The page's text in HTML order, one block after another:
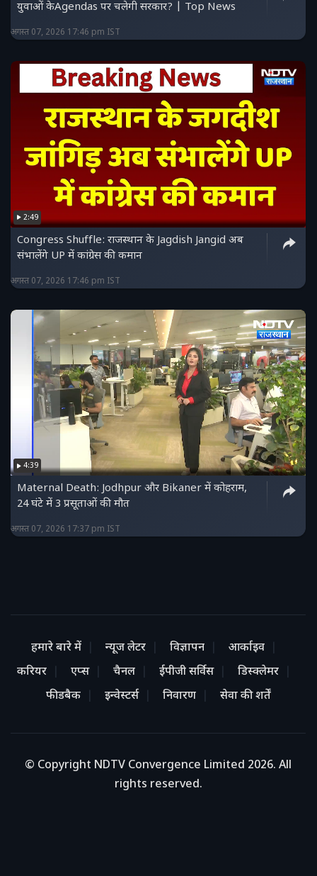
युवाओं केAgendas पर चलेगी सरकार? | Top News
अगस्त 07, 2026 17:46 pm IST
2:49
Congress Shuffle: राजस्थान के Jagdish Jangid अब
संभालेंगे UP में कांग्रेस की कमान
अगस्त 07, 2026 17:46 pm IST
4:39
Maternal Death: Jodhpur और Bikaner में कोहराम,
24 घंटे में 3 प्रसूताओं की मौत
अगस्त 07, 2026 17:37 pm IST
हमारे बारे में न्यूज लेटर विज्ञापन
आर्काइव
करियर
एप्स चैनल ईपीजी सर्विस
डिस्क्लेमर
फीडबैक
इन्वेस्टर्स निवारण सेवा की शर्तें
© Copyright NDTV Convergence Limited 2026. All
rights reserved.